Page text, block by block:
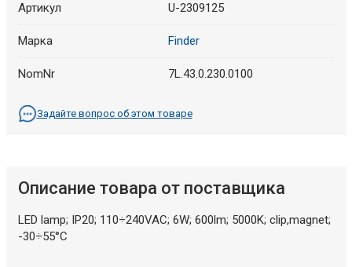
Артикул U-2309125
Марка Finder
NomNr 7L.43.0.230.0100
Задайте вопрос об этом товаре
Описание товара от поставщика
LED lamp; IP20; 110÷240VAC; 6W; 600lm; 5000K; clip,magnet;
-30÷55°C